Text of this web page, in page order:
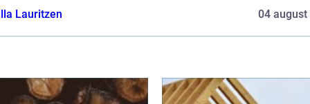
Lauritzen
04 august